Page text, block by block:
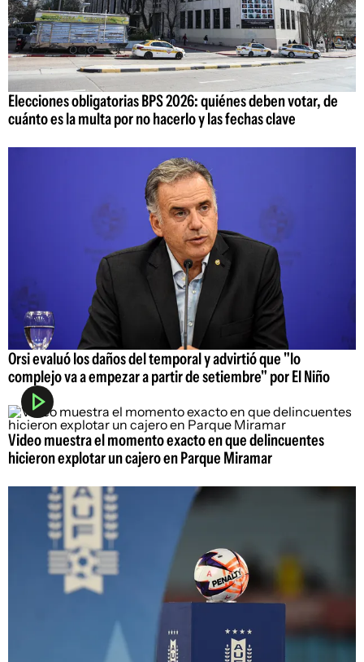
Elecciones obligatorias BPS 2026: quiénes deben votar, de
cuánto es la multa por no hacerlo y las fechas clave
Orsi evaluó los daños del temporal y advirtió que "lo
complejo va a empezar a partir de setiembre" por El Niño
Video muestra el momento exacto en que delincuentes
hicieron explotar un cajero en Parque Miramar